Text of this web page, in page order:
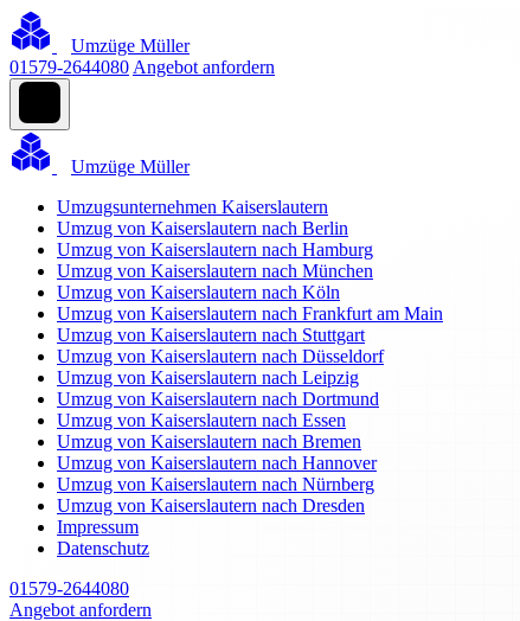
Umzüge Müller
01579-2644080 Angebot anfordern
Umzüge Müller
Umzugsunternehmen Kaiserslautern
Umzug von Kaiserslautern nach Berlin
Umzug von Kaiserslautern nach Hamburg
Umzug von Kaiserslautern nach München
Umzug von Kaiserslautern nach Köln
Umzug von Kaiserslautern nach Frankfurt am Main
Umzug von Kaiserslautern nach Stuttgart
Umzug von Kaiserslautern nach Düsseldorf
Umzug von Kaiserslautern nach Leipzig
Umzug von Kaiserslautern nach Dortmund
Umzug von Kaiserslautern nach Essen
Umzug von Kaiserslautern nach Bremen
Umzug von Kaiserslautern nach Hannover
Umzug von Kaiserslautern nach Nürnberg
Umzug von Kaiserslautern nach Dresden
Impressum
Datenschutz
01579-2644080
Angebot anfordern